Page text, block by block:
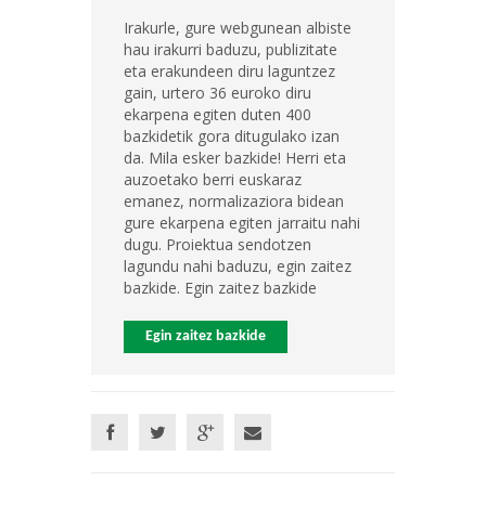
Irakurle, gure webgunean albiste
hau irakurri baduzu, publizitate
eta erakundeen diru laguntzez
gain, urtero 36 euroko diru
ekarpena egiten duten 400
bazkidetik gora ditugulako izan
da. Mila esker bazkide! Herri eta
auzoetako berri euskaraz
emanez, normalizaziora bidean
gure ekarpena egiten jarraitu nahi
dugu. Proiektua sendotzen
lagundu nahi baduzu, egin zaitez
bazkide. Egin zaitez bazkide
Egin zaitez bazkide